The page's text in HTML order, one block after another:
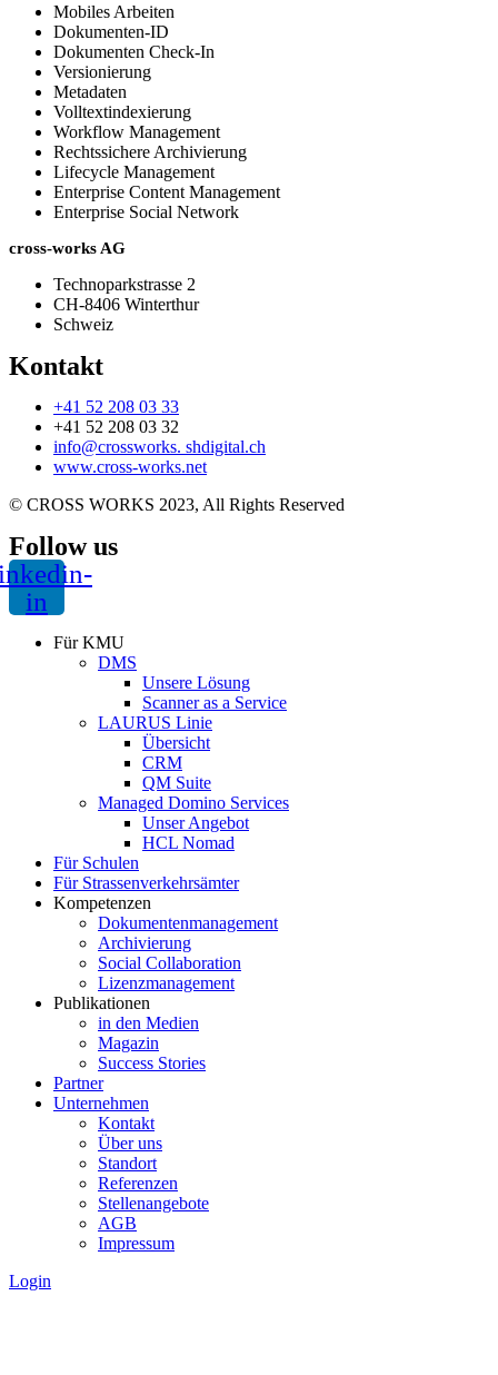
Mobiles Arbeiten
Dokumenten-ID
Dokumenten Check-In
Versionierung
Metadaten
Volltextindexierung
Workflow Management
Rechtssichere Archivierung
Lifecycle Management
Enterprise Content Management
Enterprise Social Network
cross-works AG
Technoparkstrasse 2
CH-8406 Winterthur
Schweiz
Kontakt
+41 52 208 03 33
+41 52 208 03 32
info@crossworks. shdigital.ch
www.cross-works.net
© CROSS WORKS 2023, All Rights Reserved
Follow us
in
Für KMU
DMS
Unsere Lösung
Scanner as a Service
LAURUS Linie
Übersicht
CRM
QM Suite
Managed Domino Services
Unser Angebot
HCL Nomad
Für Schulen
Für Strassenverkehrsämter
Kompetenzen
Dokumentenmanagement
Archivierung
Social Collaboration
Lizenzmanagement
Publikationen
in den Medien
Magazin
Success Stories
Partner
Unternehmen
Kontakt
Über uns
Standort
Referenzen
Stellenangebote
AGB
Impressum
Login